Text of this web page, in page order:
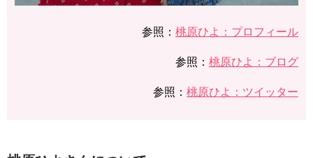
参照： 桃原ひよ：プロフィール
参照： 桃原ひよ：ブログ
参照： 桃原ひよ：ツイッター